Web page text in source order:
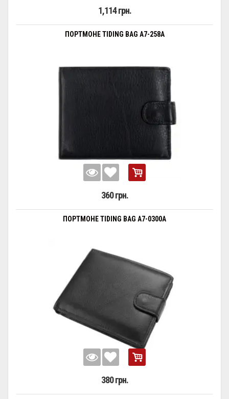
1,114 грн.
ПОРТМОНЕ TIDING BAG A7-258A
360 грн.
ПОРТМОНЕ TIDING BAG A7-0300A
380 грн.